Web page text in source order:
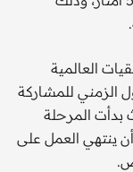
العالمية
الزمني للمشاركة
بدأت المرحلة
أن ينتهي العمل على